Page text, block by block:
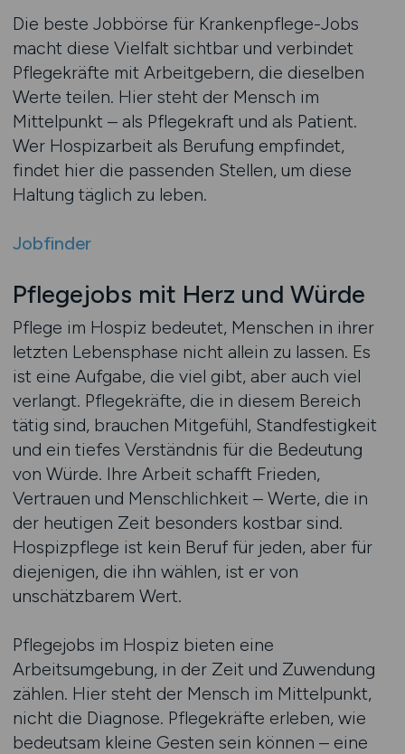
Die beste Jobbörse für Krankenpflege-Jobs
macht diese Vielfalt sichtbar und verbindet
Pflegekräfte mit Arbeitgebern, die dieselben
Werte teilen. Hier steht der Mensch im
Mittelpunkt – als Pflegekraft und als Patient.
Wer Hospizarbeit als Berufung empfindet,
findet hier die passenden Stellen, um diese
Haltung täglich zu leben.
Jobfinder
Pflegejobs mit Herz und Würde
Pflege im Hospiz bedeutet, Menschen in ihrer
letzten Lebensphase nicht allein zu lassen. Es
ist eine Aufgabe, die viel gibt, aber auch viel
verlangt. Pflegekräfte, die in diesem Bereich
tätig sind, brauchen Mitgefühl, Standfestigkeit
und ein tiefes Verständnis für die Bedeutung
von Würde. Ihre Arbeit schafft Frieden,
Vertrauen und Menschlichkeit – Werte, die in
der heutigen Zeit besonders kostbar sind.
Hospizpflege ist kein Beruf für jeden, aber für
diejenigen, die ihn wählen, ist er von
unschätzbarem Wert.
Pflegejobs im Hospiz bieten eine
Arbeitsumgebung, in der Zeit und Zuwendung
zählen. Hier steht der Mensch im Mittelpunkt,
nicht die Diagnose. Pflegekräfte erleben, wie
bedeutsam kleine Gesten sein können – eine